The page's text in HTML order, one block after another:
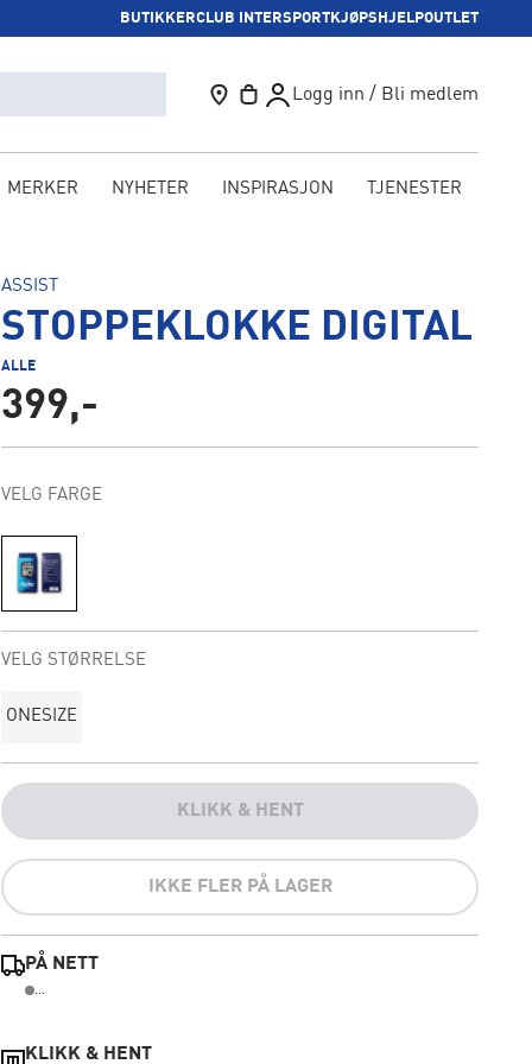
BUTIKKERCLUB INTERSPORTKJØPSHJELPOUTLET
Logg inn / Bli medlem
MERKER NYHETER INSPIRASJON TJENESTER
ASSIST
STOPPEKLOKKE DIGITAL
ALLE
399,-
VELG FARGE
VELG STØRRELSE
ONESIZE
KLIKK & HENT
IKKE FLER PÅ LAGER
PÅ NETT
...
KLIKK & HENT